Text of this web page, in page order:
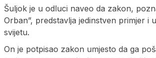
Šuljok je u odluci naveo da zakon,
Orban”, predstavlja jedinstven primjer i
svijetu.
On je potpisao zakon umjesto da ga